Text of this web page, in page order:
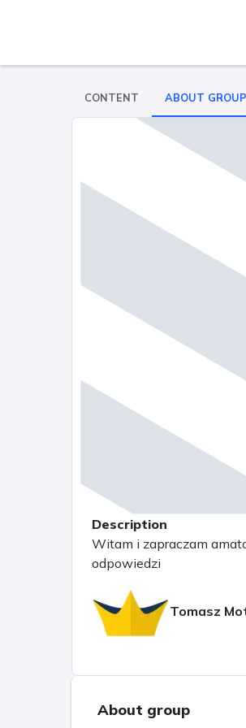
CONTENT ABOUT GROUP
Description
Witam i zapraczam
odpowiedzi
Tomasz
About group